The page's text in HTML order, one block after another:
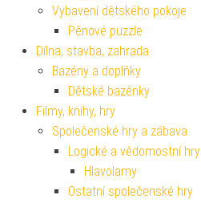
Vybavení dětského pokoje
Pěnové puzzle
Dílna, stavba, zahrada
Bazény a doplňky
Dětské bazénky
Filmy, knihy, hry
Společenské hry a zábava
Logické a vědomostní hry
Hlavolamy
Ostatní společenské hry